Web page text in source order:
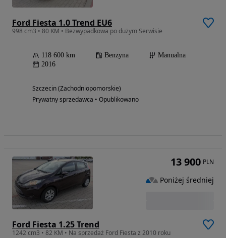
Ford Fiesta 1.0 Trend EU6
998 cm3 • 80 KM • Bezwypadkowa po dużym Serwisie
118 600 km Benzyna
Manualna
2016
Szczecin (Zachodniopomorskie)
Prywatny sprzedawca • Opublikowano
Ford Fiesta 1.25 Trend
1242 cm3 • 82 KM • Na sprzedaż Ford Fiesta z 2010 roku
13 900 PLN
Poniżej średniej